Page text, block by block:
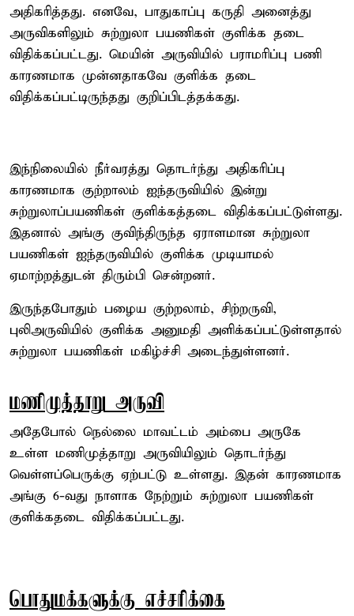
அதிகரித்தது. எனவே, பாதுகாப்பு கருதி அனைத்து
அருவிகளிலும் சுற்றுலா பயணிகள் குளிக்க தடை
விதிக்கப்பட்டது. மெயின் அருவியில் பராமரிப்பு பணி
காரணமாக முன்னதாகவே குளிக்க தடை
விதிக்கப்பட்டிருந்தது குறிப்பிடத்தக்கது.
இந்நிலையில் நீர்வரத்து தொடர்ந்து அதிகரிப்பு
காரணமாக குற்றாலம் ஐந்தருவியில் இன்று
சுற்றுலாப்பயணிகள் குளிக்கத்தடை விதிக்கப்பட்டுள்ளது.
இதனால் அங்கு குவிந்திருந்த ஏராளமான சுற்றுலா
பயணிகள் ஐந்தருவியில் குளிக்க முடியாமல்
ஏமாற்றத்துடன் திரும்பி சென்றனர்.
இருந்தபோதும் பழைய குற்றலாம், சிற்றருவி,
புலிஅருவியில் குளிக்க அனுமதி அளிக்கப்பட்டுள்ளதால்
சுற்றுலா பயணிகள் மகிழ்ச்சி அடைந்துள்ளனர்.
மணிமுத்தாறு அருவி
அதேபோல் நெல்லை மாவட்டம் அம்பை அருகே
உள்ள மணிமுத்தாறு அருவியிலும் தொடர்ந்து
வெள்ளப்பெருக்கு ஏற்பட்டு உள்ளது. இதன் காரணமாக
அங்கு 6-வது நாளாக நேற்றும் சுற்றுலா பயணிகள்
குளிக்கதடை விதிக்கப்பட்டது.
பொதுமக்களுக்கு எச்சரிக்கை